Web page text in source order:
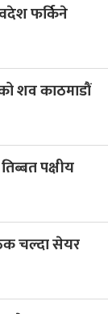
फर्किने
शव काठमाडौं
पक्षीय
चल्दा सेयर